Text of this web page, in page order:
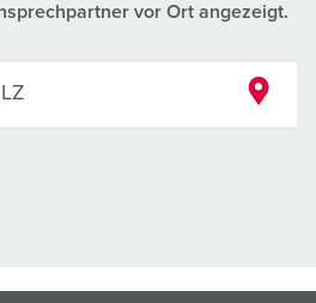
vor Ort angezeigt.